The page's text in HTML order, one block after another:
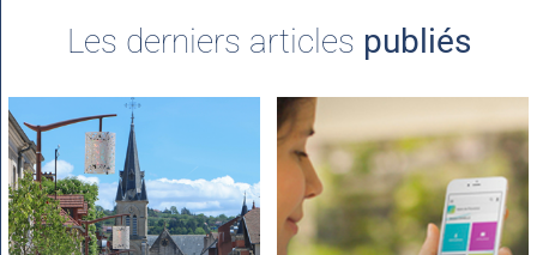
Les derniers articles publiés